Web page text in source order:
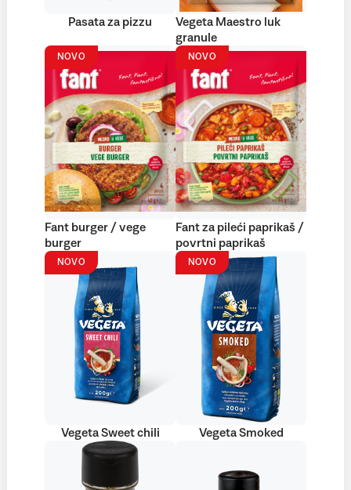
Pasata za pizzu
Vegeta Maestro luk
granule
NOVO
Fant burger / vege
burger
NOVO
Fant za pileći paprikaš /
povrtni paprikaš
NOVO
Vegeta Sweet chili
NOVO
Vegeta Smoked